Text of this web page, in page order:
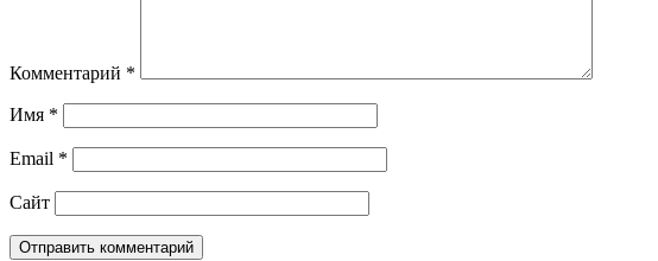
Комментарий *
Имя *
Email *
Сайт